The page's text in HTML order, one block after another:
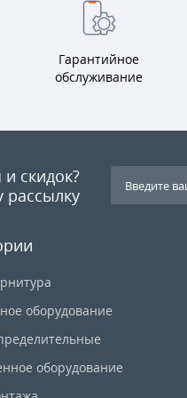
Гарантийное
обслуживание
и скидок?
оборудование
оборудование